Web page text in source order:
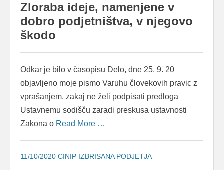
Zloraba ideje, namenjene v
dobro podjetništva, v njegovo
škodo
Odkar je bilo v časopisu Delo, dne 25. 9. 20
objavljeno moje pismo Varuhu človekovih pravic z
vprašanjem, zakaj ne želi podpisati predloga
Ustavnemu sodišču zaradi preskusa ustavnosti
Zakona o Read More …
11/10/2020 CINIP IZBRISANA PODJETJA